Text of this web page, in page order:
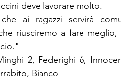
deve lavorare molto.
ai ragazzi servirà
riusciremo a fare meglio,
2, Federighi 6,
Bianco